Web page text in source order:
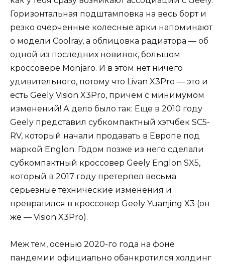
Горизонтальная подштамповка на весь борт и
резко очерченные колесные арки напоминают
о модели Coolray, а облицовка радиатора — об
одной из последних новинок, большом
кроссовере Monjaro. И в этом нет ничего
удивительного, потому что Livan X3Pro — это и
есть Geely Vision X3Pro, причем с минимумом
изменений! А дело было так: Еще в 2010 году
Geely представил субкомпактный хэтчбек SC5-
RV, который начали продавать в Европе под
маркой Englon. Годом позже из него сделали
субкомпактный кроссовер Geely Englon SX5,
который в 2017 году претерпел весьма
серьезные технические изменения и
превратился в кроссовер Geely Yuanjing X3 (он
же — Vision X3Pro).
Меж тем, осенью 2020-го года на фоне
пандемии официально обанкротился холдинг